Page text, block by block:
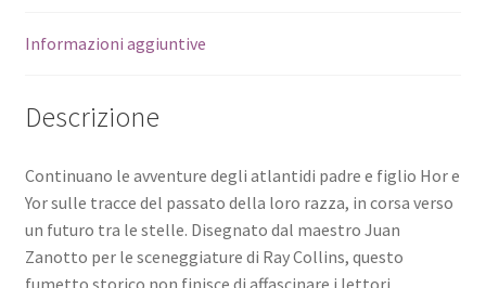
Informazioni aggiuntive
Descrizione
Continuano le avventure degli atlantidi padre e figlio Hor e
Yor sulle tracce del passato della loro razza, in corsa verso
un futuro tra le stelle. Disegnato dal maestro Juan
Zanotto per le sceneggiature di Ray Collins, questo
fumetto storico non finisce di affascinare i lettori